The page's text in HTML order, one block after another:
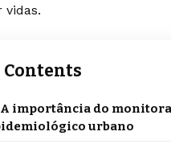
vidas.
Contents
A importância do
urbano